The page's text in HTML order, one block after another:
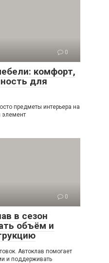
0
комфорт,
для
предметы интерьера на
элемент
0
в сезон
объём и
Автоклав помогает
и поддерживать